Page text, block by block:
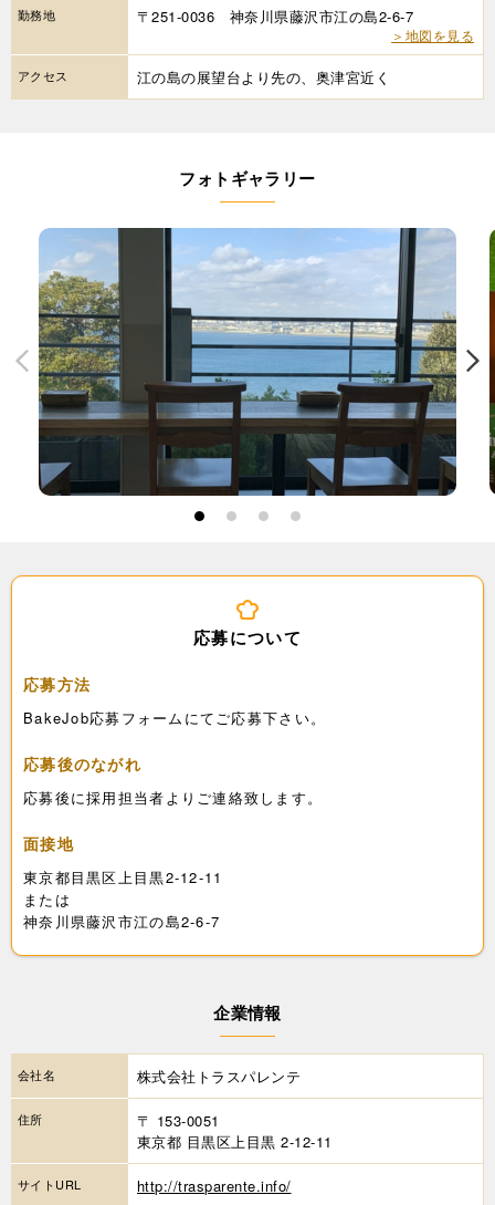
勤務地 〒251-0036 神奈川県藤沢市江の島2-6-7
＞地図を見る
アクセス 江の島の展望台より先の、奥津宮近く
フォトギャラリー
1 2 3 4
応募について
応募方法
BakeJob応募フォームにてご応募下さい。
応募後のながれ
応募後に採用担当者よりご連絡致します。
面接地
東京都目黒区上目黒2-12-11
または
神奈川県藤沢市江の島2-6-7
企業情報
会社名 株式会社トラスパレンテ
住所
〒 153-0051
東京都 目黒区上目黒 2-12-11
サイトURL http://trasparente.info/